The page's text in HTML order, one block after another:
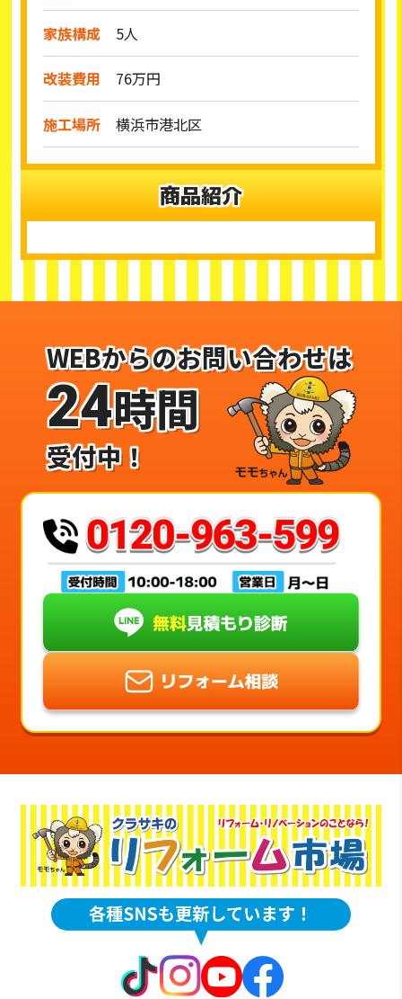
家族構成 5人
改装費用 76万円
施工場所 横浜市港北区
商品紹介
WEBからのお問い合わせは
24時間
受付中！